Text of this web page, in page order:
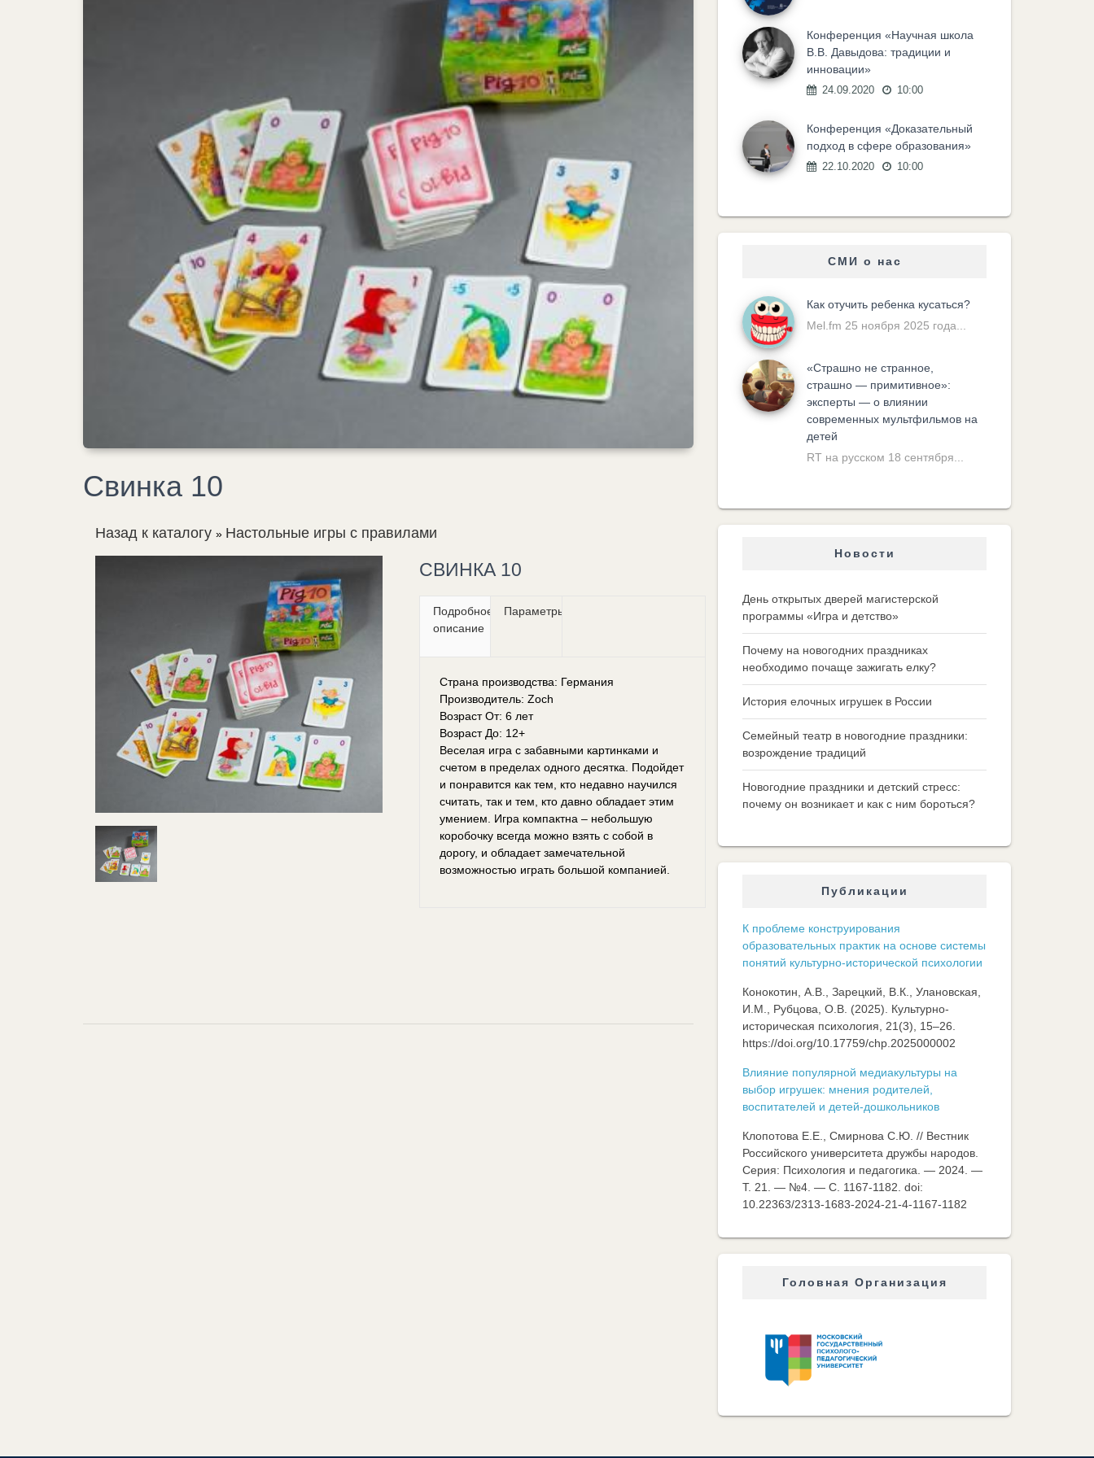
Свинка 10
Назад к каталогу Настольные игры с правилами
СВИНКА 10
Подробное
описание
Параметры
Страна производства: Германия
Производитель: Zoch
Возраст От: 6 лет
Возраст До: 12+
Веселая игра с забавными картинками и
счетом в пределах одного десятка. Подойдет
и понравится как тем, кто недавно научился
считать, так и тем, кто давно обладает этим
умением. Игра компактна – небольшую
коробочку всегда можно взять с собой в
дорогу, и обладает замечательной
возможностью играть большой компанией.
Конференция «Научная школа
В.В. Давыдова: традиции и
инновации»
24.09.2020 10:00
Конференция «Доказательный
подход в сфере образования»
22.10.2020 10:00
СМИ о нас
Как отучить ребенка кусаться?
Mel.fm 25 ноября 2025 года...
«Cтрашно не странное,
страшно — примитивное»:
эксперты — о влиянии
современных мультфильмов на
детей
RT на русском 18 сентября...
Новости
День открытых дверей магистерской
программы «Игра и детство»
Почему на новогодних праздниках
необходимо почаще зажигать елку?
История елочных игрушек в России
Семейный театр в новогодние праздники:
возрождение традиций
Новогодние праздники и детский стресс:
почему он возникает и как с ним бороться?
Публикации
К проблеме конструирования
образовательных практик на основе системы
понятий культурно-исторической психологии
Конокотин, А.В., Зарецкий, В.К., Улановская,
И.М., Рубцова, О.В. (2025). Культурно-
историческая психология, 21(3), 15–26.
https://doi.org/10.17759/chp.2025000002
Влияние популярной медиакультуры на
выбор игрушек: мнения родителей,
воспитателей и детей-дошкольников
Клопотова Е.Е., Смирнова С.Ю. // Вестник
Российского университета дружбы народов.
Серия: Психология и педагогика. — 2024. —
Т. 21. — №4. — C. 1167-1182. doi:
10.22363/2313-1683-2024-21-4-1167-1182
Головная Организация